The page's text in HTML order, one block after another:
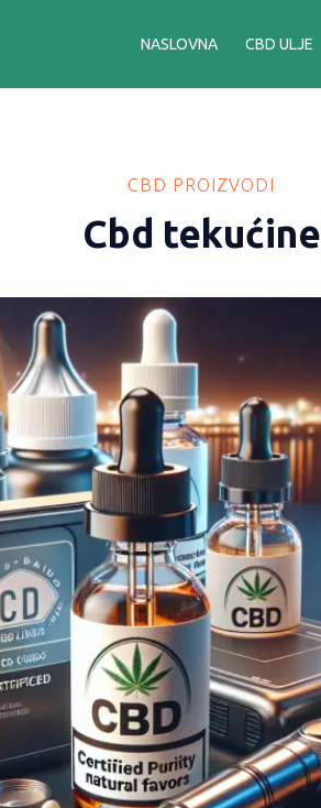
NASLOVNA CBD ULJE
CBD PROIZVODI
Cbd tekućine